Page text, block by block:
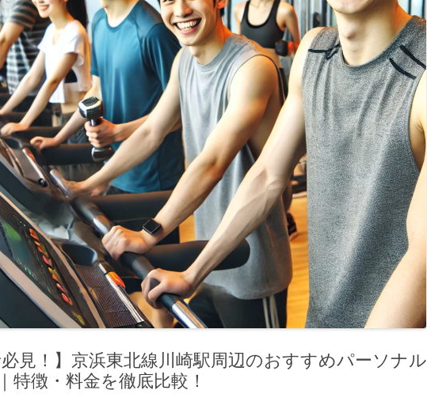
必見！】京浜東北線川崎駅周辺のおすすめパーソナル
特徴・料金を徹底比較！